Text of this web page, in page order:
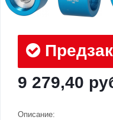
9 279,40
Описание: